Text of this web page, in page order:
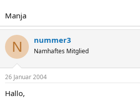
Manja
N nummer3
Namhaftes Mitglied
26 Januar 2004
Hallo,